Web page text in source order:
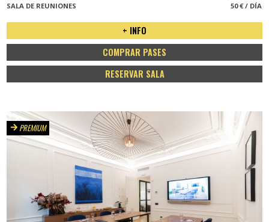
SALA DE REUNIONES
50 € / DÍA
+ INFO
COMPRAR PASES
RESERVAR SALA
PREMIUM